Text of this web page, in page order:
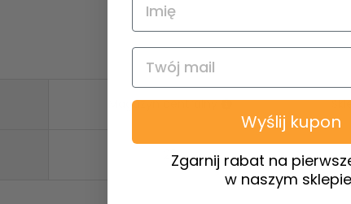
Magazyn centralny
25
Wyślij kupon
Zgarnij rabat na
w naszym